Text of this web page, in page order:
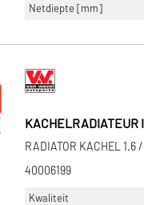
Netdiepte [mm]
KACHELRADIATEUR
RADIATOR KACHEL 1.6
40006199
Kwaliteit